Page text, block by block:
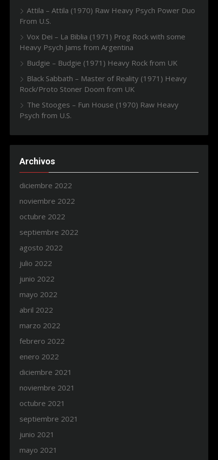
Attila – Attila (1970) Raw Heavy Psych Power Duo
From U.S.
Vox Dei – La Biblia (1971) Prog Rock with some
Heavy Psych Jams from Argentina
Budgie – Budgie (1971) Heavy Rock from UK
Black Sabbath – Master of Reality (1971) Heavy
Rock/Proto Stoner Doom from UK
The Stooges – Fun House (1970) Raw Heavy
Psych from U.S.
Archivos
diciembre 2022
noviembre 2022
octubre 2022
septiembre 2022
agosto 2022
julio 2022
junio 2022
mayo 2022
abril 2022
marzo 2022
febrero 2022
enero 2022
diciembre 2021
noviembre 2021
octubre 2021
septiembre 2021
junio 2021
mayo 2021